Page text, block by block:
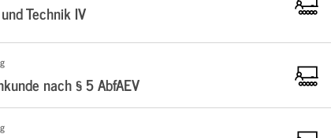
Technik IV
nach § 5 AbfAEV